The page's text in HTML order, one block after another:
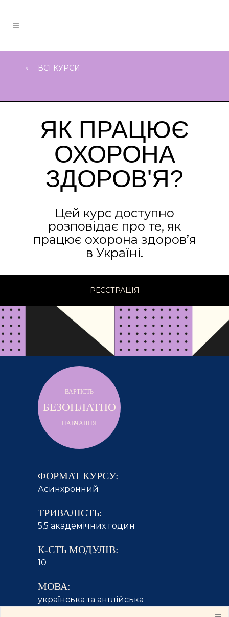
⟵ ВСІ КУРСИ
ЯК ПРАЦЮЄ
ОХОРОНА
ЗДОРОВ'Я?
Цей курс доступно
розповідає про те, як
працює охорона здоров’я
в Україні.
РЕЄСТРАЦІЯ
ВАРТІСТЬ
БЕЗОПЛАТНО
НАВЧАННЯ
ФОРМАТ КУРСУ:
Асинхронний
ТРИВАЛІСТЬ:
5,5 академічних годин
К-СТЬ МОДУЛІВ:
10
МОВА:
українська та англійська